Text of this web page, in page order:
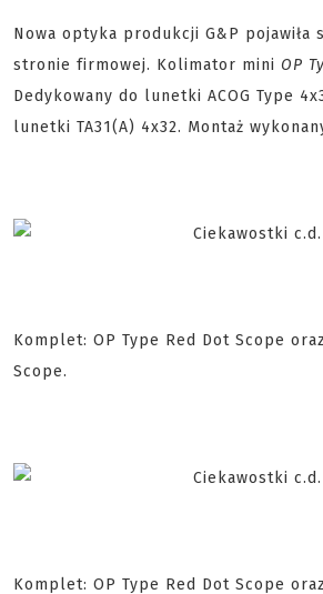
Nowa optyka produkcji G&P pojawiła
stronie firmowej. Kolimator mini OP
Dedykowany do lunetki ACOG Type
lunetki TA31(A) 4x32. Montaż
Komplet: OP Type Red Dot Scope
Scope.
Komplet: OP Type Red Dot Scope